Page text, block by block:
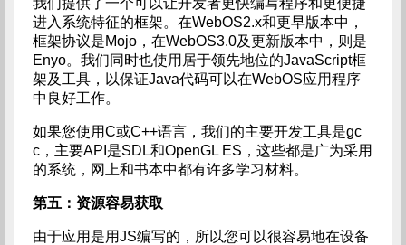
我们提供了一个可以让开发者更快编写程序和更便捷
进入系统特征的框架。在WebOS2.x和更早版本中，
框架协议是Mojo，在WebOS3.0及更新版本中，则是
Enyo。我们同时也使用居于领先地位的JavaScript框
架及工具，以保证Java代码可以在WebOS应用程序
中良好工作。
如果您使用C或C++语言，我们的主要开发工具是gc
c，主要API是SDL和OpenGL ES，这些都是广为采用
的系统，网上和书本中都有许多学习材料。
第五：资源容易获取
由于应用是用JS编写的，所以您可以很容易地在设备